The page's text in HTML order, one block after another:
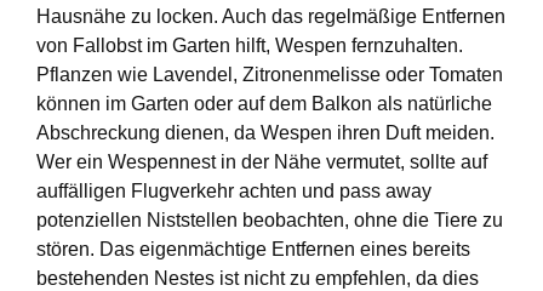
Hausnähe zu locken. Auch das regelmäßige Entfernen
von Fallobst im Garten hilft, Wespen fernzuhalten.
Pflanzen wie Lavendel, Zitronenmelisse oder Tomaten
können im Garten oder auf dem Balkon als natürliche
Abschreckung dienen, da Wespen ihren Duft meiden.
Wer ein Wespennest in der Nähe vermutet, sollte auf
auffälligen Flugverkehr achten und pass away
potenziellen Niststellen beobachten, ohne die Tiere zu
stören. Das eigenmächtige Entfernen eines bereits
bestehenden Nestes ist nicht zu empfehlen, da dies